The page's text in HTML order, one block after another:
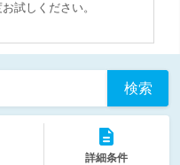
試しください。
検索
詳細条件